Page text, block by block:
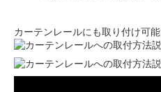
カーテンレールにも取り付け可能